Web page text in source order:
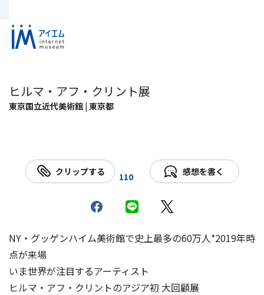
ヒルマ・アフ・クリント展
東京国立近代美術館 | 東京都
クリップする 110 感想を書く
NY・グッゲンハイム美術館で史上最多の60万人*2019年時
点が来場
いま世界が注目するアーティスト
ヒルマ・アフ・クリントのアジア初 大回顧展